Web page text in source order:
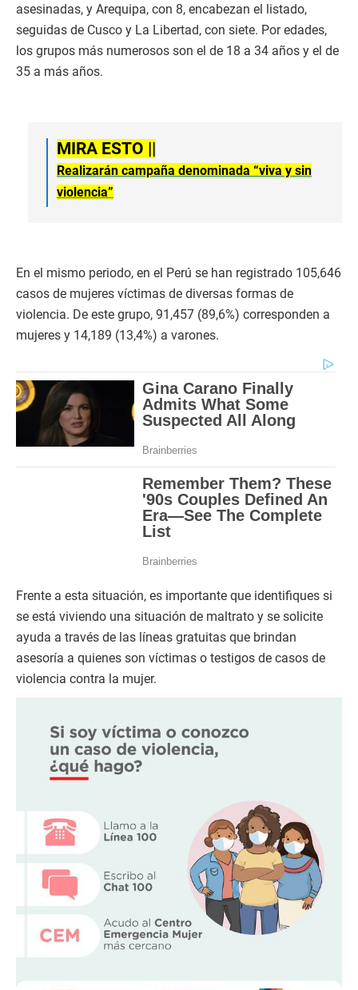
asesinadas, y Arequipa, con 8, encabezan el listado,
seguidas de Cusco y La Libertad, con siete. Por edades,
los grupos más numerosos son el de 18 a 34 años y el de
35 a más años.
MIRA ESTO ||
Realizarán campaña denominada “viva y sin
violencia”
En el mismo periodo, en el Perú se han registrado 105,646
casos de mujeres víctimas de diversas formas de
violencia. De este grupo, 91,457 (89,6%) corresponden a
mujeres y 14,189 (13,4%) a varones.
Frente a esta situación, es importante que identifiques si
se está viviendo una situación de maltrato y se solicite
ayuda a través de las líneas gratuitas que brindan
asesoría a quienes son víctimas o testigos de casos de
violencia contra la mujer.